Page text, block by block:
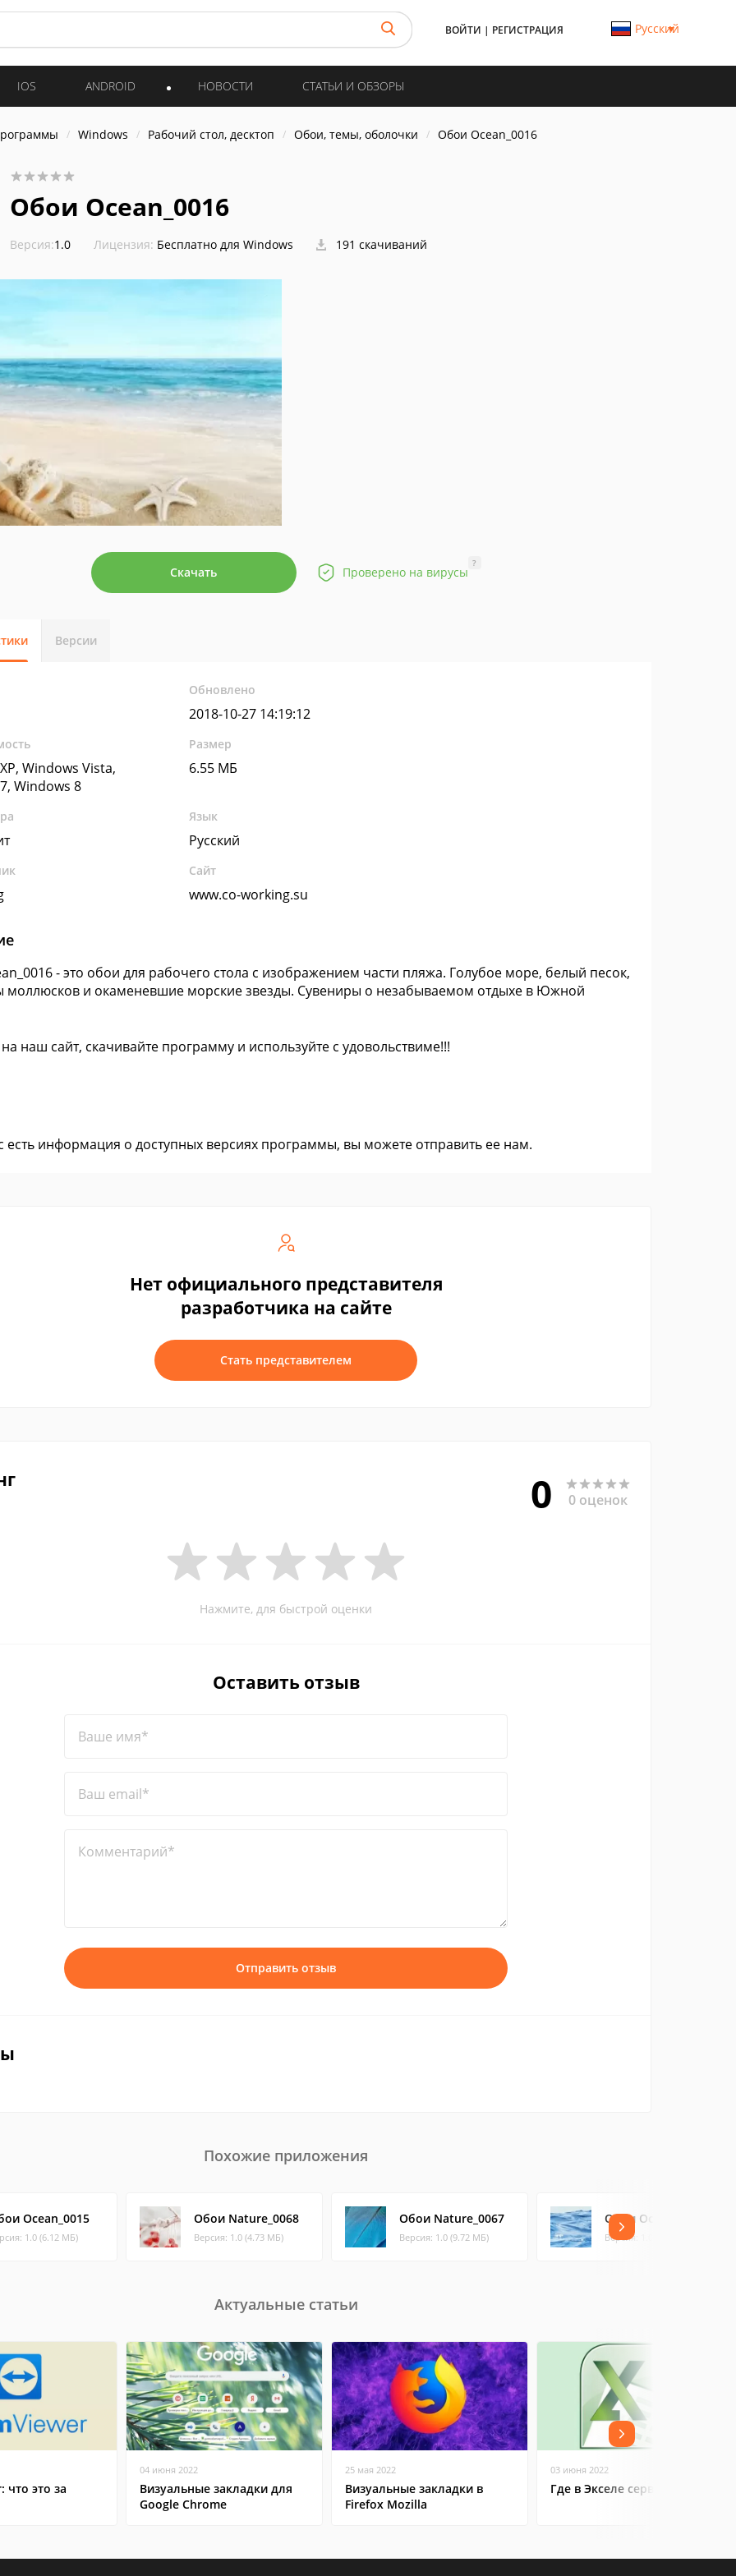
ВОЙТИ | РЕГИСТРАЦИЯ Русский
IOS ANDROID НОВОСТИ СТАТЬИ И ОБЗОРЫ
Windows Рабочий стол, десктоп Обои, темы, оболочки Обои Ocean_0016
Обои Ocean_0016
Версия:1.0 Лицензия: Бесплатно для Windows 191 скачиваний
Скачать Проверено на вирусы
?
Версии
Обновлено
2018-10-27 14:19:12
Windows Vista,
Windows 8
Размер
6.55 МБ
Язык
Русский
Сайт
www.co-working.su
- это обои для рабочего стола с изображением части пляжа. Голубое море, белый песок,
моллюсков и окаменевшие морские звезды. Сувениры о незабываемом отдыхе в Южной
наш сайт, скачивайте программу и используйте с удовольствиме!!!
есть информация о доступных версиях программы, вы можете отправить ее нам.
Нет официального представителя
разработчика на сайте
Стать представителем
0 0 оценок
Нажмите, для быстрой оценки
Оставить отзыв
Ваше имя*
Ваш email*
Комментарий*
Отправить отзыв
Похожие приложения
Ocean_0015
1.0 (6.12 МБ)
Обои Nature_0068
Версия: 1.0 (4.73 МБ)
Обои Nature_0067
Версия: 1.0 (9.72 МБ)
Обои Ocean_0017
Версия: 1.0 (6.76 МБ)
Актуальные статьи
что это за
04 июня 2022
Визуальные закладки для
Google Chrome
25 мая 2022
Визуальные закладки в
Firefox Mozilla
03 июня 2022
Где в Экселе сервис